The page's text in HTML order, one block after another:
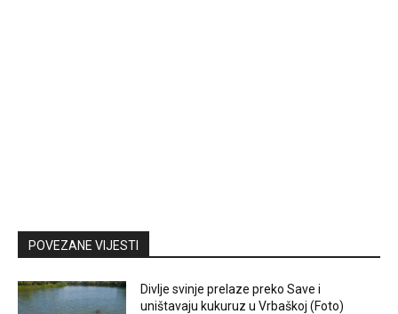
POVEZANE VIJESTI
Divlje svinje prelaze preko Save i
uništavaju kukuruz u Vrbaškoj (Foto)